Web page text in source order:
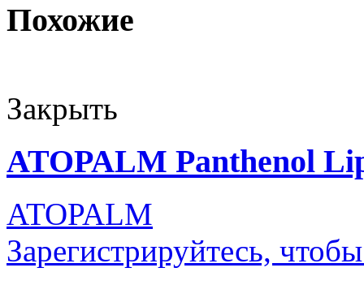
Похожие
Закрыть
ATOPALM Panthenol
ATOPALM
Зарегистрируйтесь,